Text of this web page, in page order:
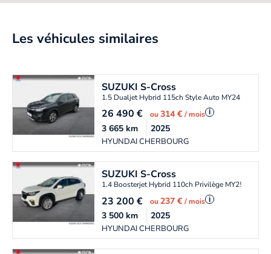
Les véhicules similaires
SUZUKIS-Cross
1.5 Dualjet Hybrid 115ch Style Auto MY24
26 490€ ou314 €/ mois i
HYUNDAI CHERBOURG
3 665km 2025
SUZUKIS-Cross
1.4 Boosterjet Hybrid 110ch Privilège MY25
23 200€ ou237 €/ mois i
HYUNDAI CHERBOURG
3 500km 2025